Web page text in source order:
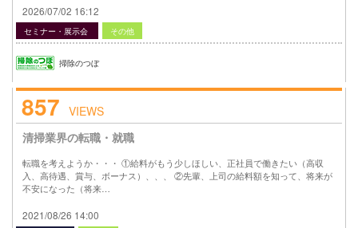
2026/07/02 16:12
セミナー・展示会 その他
掃除のつぼ
857 VIEWS
清掃業界の転職・就職
転職を考えようか・・・ ①給料がもう少しほしい、正社員で働きたい（高収
入、高待遇、賞与、ボーナス）、、、 ②先輩、上司の給料額を知って、将来が
不安になった（将来…
2021/08/26 14:00